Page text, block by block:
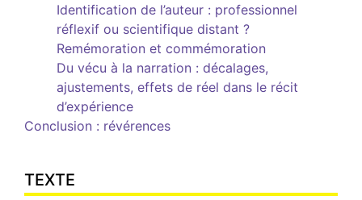
Identification de l’auteur : professionnel
réflexif ou scientifique distant ?
Remémoration et commémoration
Du vécu à la narration : décalages,
ajustements, effets de réel dans le récit
d’expérience
Conclusion : révérences
TEXTE